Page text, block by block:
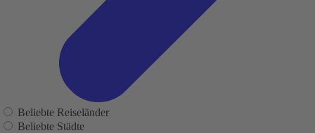
Beliebte Reiseländer
Beliebte Städte